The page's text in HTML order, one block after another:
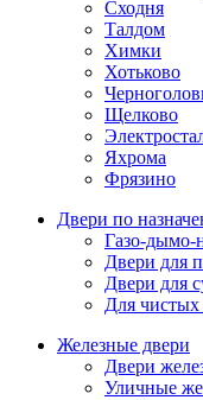
Сходня
Талдом
Химки
Хотьково
Щелково
Яхрома
Фрязино
Двери по
Газо-дымо-
Двери для
Двери для
Для
Железные двери
Двери
Уличные